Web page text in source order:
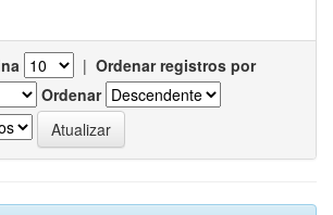
| Ordenar registros por
Ordenar